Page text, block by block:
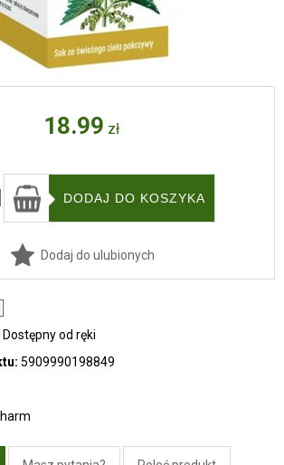
18.99 zł
Dodaj do ulubionych
Dostępny od ręki
5909990198849